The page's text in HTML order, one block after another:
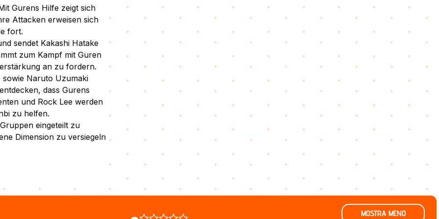
Gurens Hilfe zeigt sich
Attacken erweisen sich
fort.
sendet Kakashi Hatake
zum Kampf mit Guren
an zu fordern.
sowie Naruto Uzumaki
dass Gurens
und Rock Lee werden
zu helfen.
eingeteilt zu
Dimension zu versiegeln
MOSTRA MENO